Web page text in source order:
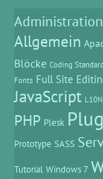
Administration
Allgemein
Blöcke Coding
Fonts Full Site
JavaScript L10N
PHP Plesk
Prototype SASS
Tutorial Windows 7